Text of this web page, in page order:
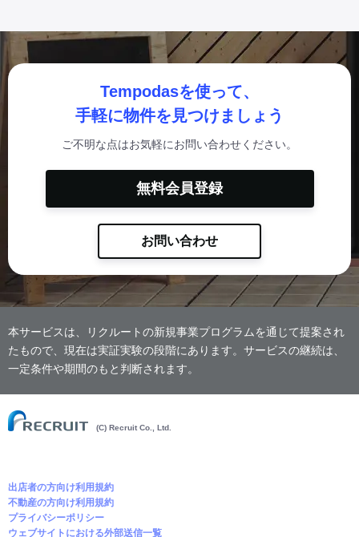
Tempodasを使って、
手軽に物件を見つけましょう
ご不明な点はお気軽にお問い合わせください。
無料会員登録
お問い合わせ
本サービスは、リクルートの新規事業プログラムを通じて提案され
たもので、現在は実証実験の段階にあります。サービスの継続は、
一定条件や期間のもと判断されます。
(C) Recruit Co., Ltd.
出店者の方向け利用規約
不動産の方向け利用規約
プライバシーポリシー
ウェブサイトにおける外部送信一覧